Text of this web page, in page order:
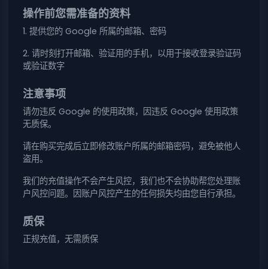
操作前您需准备的资料
1. 提供您的 Google 所属的邮箱、密码
2. 请时刻打开邮箱、验证用的手机，以用于接收登录验证码
或验证数字
注意事项
请勿违反 Google 的使用政策，因违反 Google 使用政策
无质保。
请在购买完成后立即修改账户所属的邮箱密码，避免被他人
盗用。
我们的充值操作不会产生风控，我们也不会协助帮您处理账
户风控问题。因账户风控产生的任何损失均由您自行承担。
质保
正规充值，无需质保